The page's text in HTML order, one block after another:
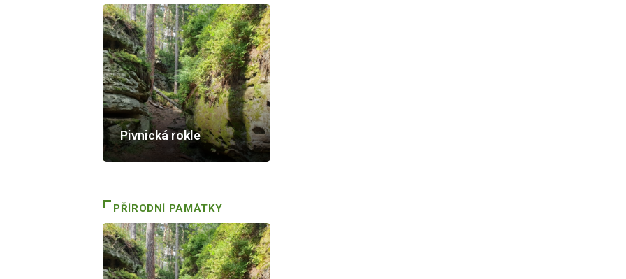
Pivnická rokle
PŘÍRODNÍ PAMÁTKY